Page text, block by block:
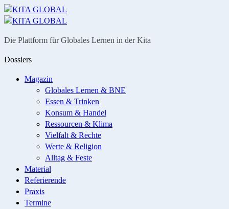
Menü
Suche
Die Plattform für Globales Lernen in der Kita
Dossiers
Magazin
Globales Lernen & BNE
Essen & Trinken
Konsum & Handel
Ressourcen & Klima
Vielfalt & Rechte
Werte & Religion
Alltag & Feste
Material
Referierende
Praxis
Termine